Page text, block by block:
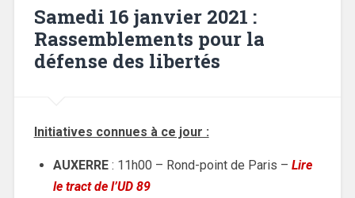
Samedi 16 janvier 2021 :
Rassemblements pour la
défense des libertés
Initiatives connues à ce jour :
AUXERRE: 11h00 – Rond-point de Paris – Lire
le tract de l’UD 89